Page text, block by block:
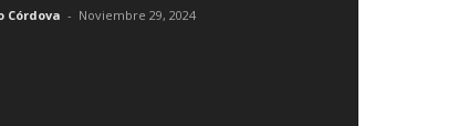
Córdova - Noviembre 29, 2024